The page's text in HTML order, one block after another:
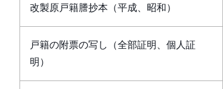
改製原戸籍謄抄本（平成、昭和）
戸籍の附票の写し（全部証明、個人証
明）